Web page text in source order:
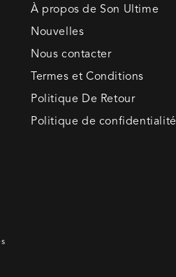
À propos de Son Ultime
Nouvelles
Nous contacter
Termes et Conditions
Politique De Retour
Politique de confidentialité